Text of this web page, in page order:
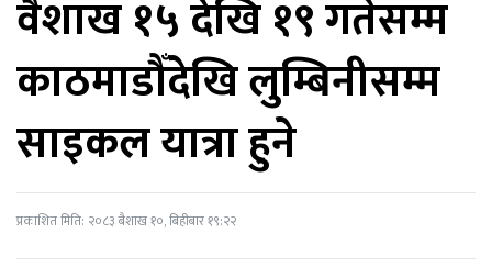
वैशाख १५ देखि १९ गतेसम्म
काठमाडौँदेखि लुम्बिनीसम्म
साइकल यात्रा हुने
प्रकाशित मिति: २०८३ बैशाख १०, बिहीबार १९:२२